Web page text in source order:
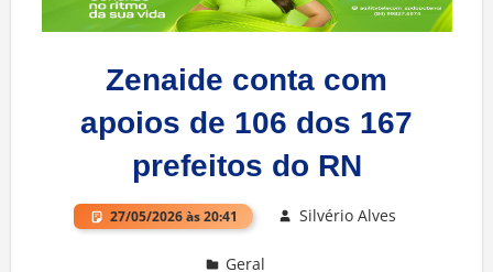
Zenaide conta com
apoios de 106 dos 167
prefeitos do RN
27/05/2026 às 20:41 Silvério Alves